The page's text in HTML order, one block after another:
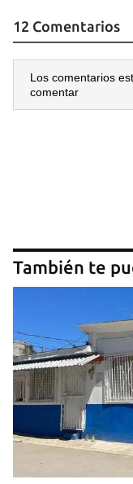
12 Comentarios
Los comentarios
comentar
También te